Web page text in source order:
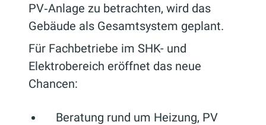
PV‑Anlage zu betrachten, wird das
Gebäude als Gesamtsystem geplant.
Für Fachbetriebe im SHK- und
Elektrobereich eröffnet das neue
Chancen:
Beratung rund um Heizung, PV